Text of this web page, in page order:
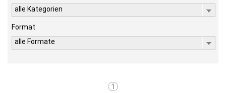
alle Kategorien
Format
alle Formate
1